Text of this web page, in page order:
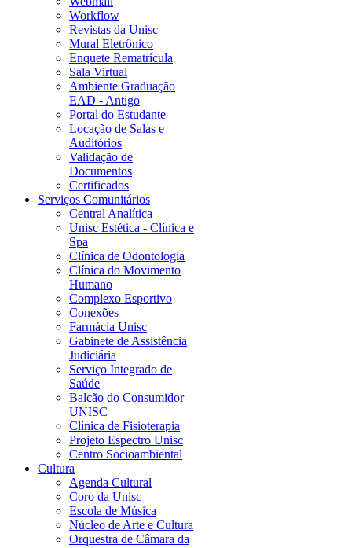
Workflow
Revistas da Unisc
Mural Eletrônico
Enquete Rematrícula
Sala Virtual
Ambiente Graduação
EAD - Antigo
Portal do Estudante
Locação de Salas e
Auditórios
Validação de
Documentos
Certificados
Serviços Comunitários
Central Analítica
Unisc Estética - Clínica e
Spa
Clínica de Odontologia
Clínica do Movimento
Humano
Complexo Esportivo
Conexões
Farmácia Unisc
Gabinete de Assistência
Judiciária
Serviço Integrado de
Saúde
Balcão do Consumidor
UNISC
Clínica de Fisioterapia
Projeto Espectro Unisc
Centro Socioambiental
Cultura
Agenda Cultural
Coro da Unisc
Escola de Música
Núcleo de Arte e Cultura
Orquestra de Câmara da